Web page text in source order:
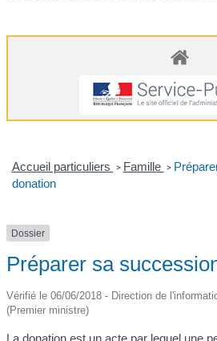
Accueil particuliers > Famille >
donation
Dossier
Préparer sa
Vérifié le 06/06/2018 - Direction de
(Premier ministre)